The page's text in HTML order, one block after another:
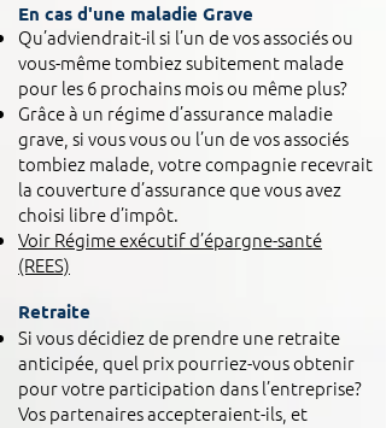
En cas d'une maladie Grave
Qu’adviendrait-il si l’un de vos associés ou
vous-même tombiez subitement malade
pour les 6 prochains mois ou même plus?
Grâce à un régime d’assurance maladie
grave, si vous vous ou l’un de vos associés
tombiez malade, votre compagnie recevrait
la couverture d’assurance que vous avez
choisi libre d’impôt.
Voir Régime exécutif d’épargne-santé
(REES)
Retraite
Si vous décidiez de prendre une retraite
anticipée, quel prix pourriez-vous obtenir
pour votre participation dans l’entreprise?
Vos partenaires accepteraient-ils, et